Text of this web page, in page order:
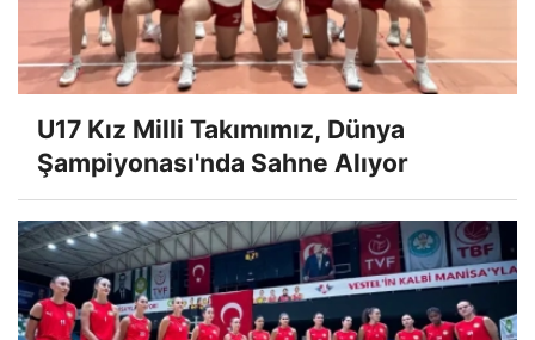
U17 Kız Milli Takımımız, Dünya
Şampiyonası'nda Sahne Alıyor